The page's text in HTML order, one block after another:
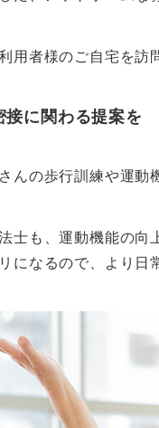
用者様のご自宅を訪
に関わる提案を
んの歩行訓練や運動
士も、運動機能の
になるので、より